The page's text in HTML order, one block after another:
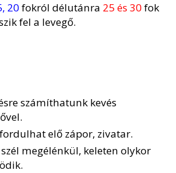
20fokról délutánra 25 és 30fok
fel a levegő.
számíthatunk kevés
elő zápor, zivatar.
szél megélénkül, keleten olykor